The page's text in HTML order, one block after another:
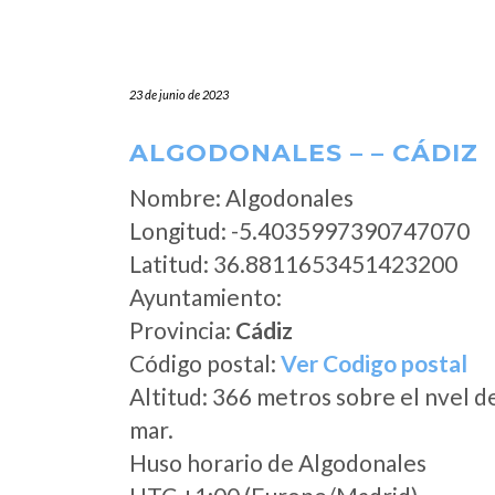
23 de junio de 2023
ALGODONALES – – CÁDIZ
Nombre: Algodonales
Longitud: -5.4035997390747070
Latitud: 36.8811653451423200
Ayuntamiento:
Provincia: Cádiz
Código postal: Ver Codigo postal
Altitud: 366 metros sobre el nvel
mar.
Huso horario de Algodonales